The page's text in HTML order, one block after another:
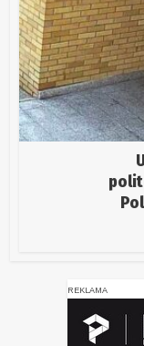
REKLAMA